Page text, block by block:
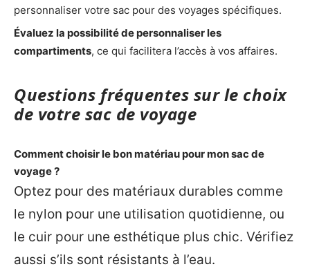
personnaliser votre sac pour des voyages spécifiques.
Évaluez la possibilité de personnaliser les
compartiments, ce qui facilitera l’accès à vos affaires.
Questions fréquentes sur le choix
de votre sac de voyage
Comment choisir le bon matériau pour mon sac de
voyage ?
Optez pour des matériaux durables comme
le nylon pour une utilisation quotidienne, ou
le cuir pour une esthétique plus chic. Vérifiez
aussi s’ils sont résistants à l’eau.